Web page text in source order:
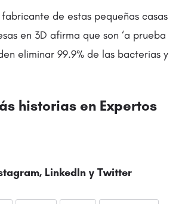
fabricante de estas pequeñas casas
en 3D afirma que son ‘a prueba
eliminar 99.9% de las bacterias y
historias en Expertos
, LinkedIn y Twitter